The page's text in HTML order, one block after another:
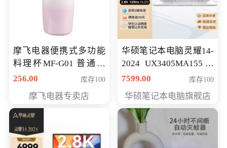
摩飞电器便携式多功能
料理杯MF-G01 普通会
员专享价格118元
256.00 库存100
摩飞电器专卖店
华硕笔记本电脑灵耀14-
2024 UX3405MA155冰
川银 oled 智慧轻薄本 会
7599.00 库存100
华硕笔记本电脑旗舰店